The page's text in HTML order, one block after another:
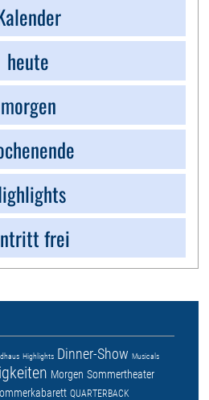
heute
morgen
frei
Highlights Dinner-Show Musicals
Morgen Sommertheater
QUARTERBACK